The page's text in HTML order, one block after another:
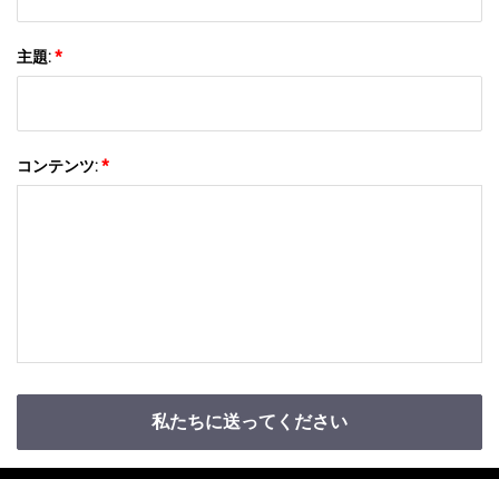
主題:*
コンテンツ:*
私たちに送ってください